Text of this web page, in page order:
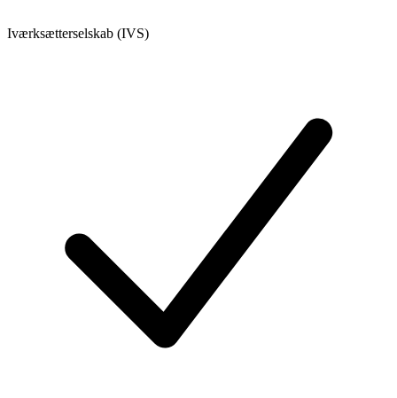
Iværksætterselskab (IVS)